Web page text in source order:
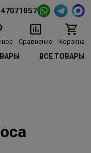
Сравнение Корзина
ВСЕ ТОВАРЫ